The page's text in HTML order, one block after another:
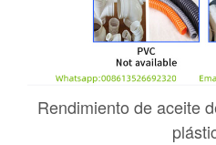
Rendimiento de aceite